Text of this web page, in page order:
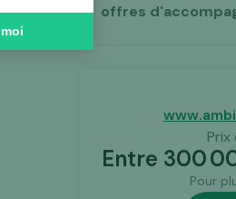
offres
Prix
Entre 300
Pour